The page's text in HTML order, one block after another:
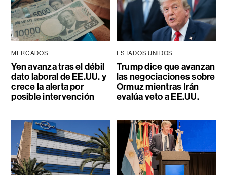
MERCADOS
Yen avanza tras el débil
dato laboral de EE.UU. y
crece la alerta por
posible intervención
ESTADOS UNIDOS
Trump dice que avanzan
las negociaciones sobre
Ormuz mientras Irán
evalúa veto a EE.UU.